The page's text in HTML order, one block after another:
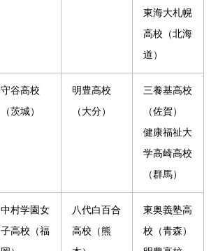
東海大札幌
高校（北海
道）
守谷高校
（茨城）
明豊高校
（大分）
三養基高校
（佐賀）
健康福祉大
学高崎高校
（群馬）
中村学園女
子高校（福
八代白百合
高校（熊
東奥義塾高
校（青森）